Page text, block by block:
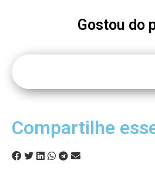
Gostou do
Compartilhe